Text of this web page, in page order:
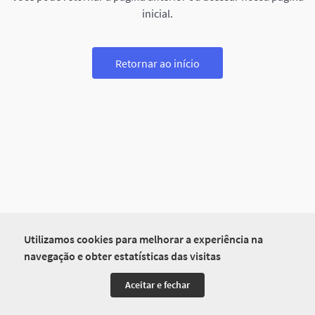
Utilizamos cookies para melhorar a experiência na
navegação e obter estatísticas das visitas
Aceitar e fechar
inicial.
Retornar ao início